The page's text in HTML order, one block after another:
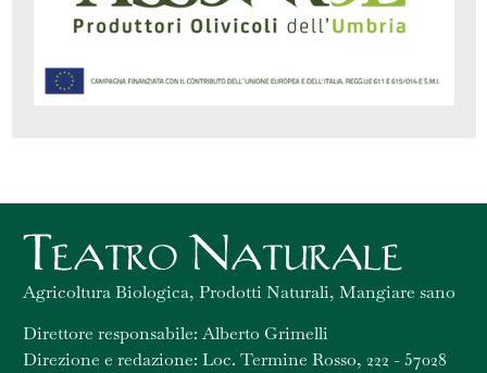
Agricoltura Biologica, Prodotti Naturali, Mangiare sano
Direttore responsabile: Alberto Grimelli
Direzione e redazione: Loc. Termine Rosso, 222 - 57028